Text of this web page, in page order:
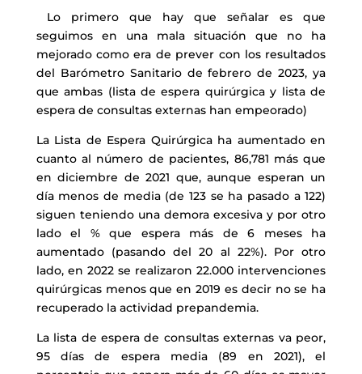
Lo primero que hay que señalar es que
seguimos en una mala situación que no ha
mejorado como era de prever con los resultados
del Barómetro Sanitario de febrero de 2023, ya
que ambas (lista de espera quirúrgica y lista de
espera de consultas externas han empeorado)
La Lista de Espera Quirúrgica ha aumentado en
cuanto al número de pacientes, 86,781 más que
en diciembre de 2021 que, aunque esperan un
día menos de media (de 123 se ha pasado a 122)
siguen teniendo una demora excesiva y por otro
lado el % que espera más de 6 meses ha
aumentado (pasando del 20 al 22%). Por otro
lado, en 2022 se realizaron 22.000 intervenciones
quirúrgicas menos que en 2019 es decir no se ha
recuperado la actividad prepandemia.
La lista de espera de consultas externas va peor,
95 días de espera media (89 en 2021), el